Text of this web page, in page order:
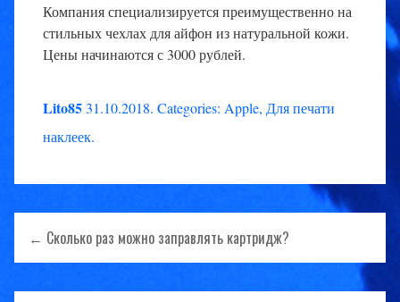
Компания специализируется преимущественно на
стильных чехлах для айфон из натуральной кожи.
Цены начинаются с 3000 рублей.
Lito8531.10.2018. Categories: Apple, Для печати
наклеек.
Навигация
по
записям
← Сколько раз можно заправлять картридж?